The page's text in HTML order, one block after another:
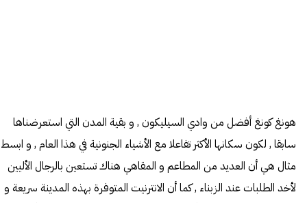
هونغ كونغ أفضل من وادي السيليكون , و بقية المدن التي استعرضناها
سابقا , لكون سكانها الأكثر تفاعلا مع الأشياء الجنونية في هذا العام , و ابسط
مثال هي أن العديد من المطاعم و المقاهي هناك تستعين بالرجال الأليين
لأخد الطلبات عند الزبناء , كما أن الانترنيت المتوفرة بهذه المدينة سريعة و